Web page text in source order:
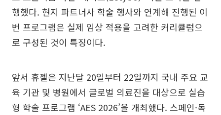
행했다. 현지 파트너사 학술 행사와 연계해 진행된 이
번 프로그램은 실제 임상 적용을 고려한 커리큘럼으
로 구성된 것이 특징이다.
앞서 휴젤은 지난달 20일부터 22일까지 국내 주요 교
육 기관 및 병원에서 글로벌 의료진을 대상으로 실습
형 학술 프로그램 ‘AES 2026’을 개최했다. 스페인·독